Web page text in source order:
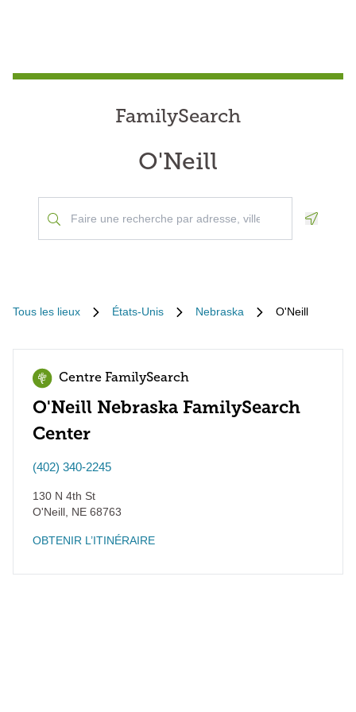
FamilySearch
O'Neill
Tous les lieux États-Unis Nebraska O'Neill
Centre FamilySearch
O'Neill Nebraska FamilySearch
Center
(402) 340-2245
130 N 4th St
O'Neill NE 68763
OBTENIR L’ITINÉRAIRE